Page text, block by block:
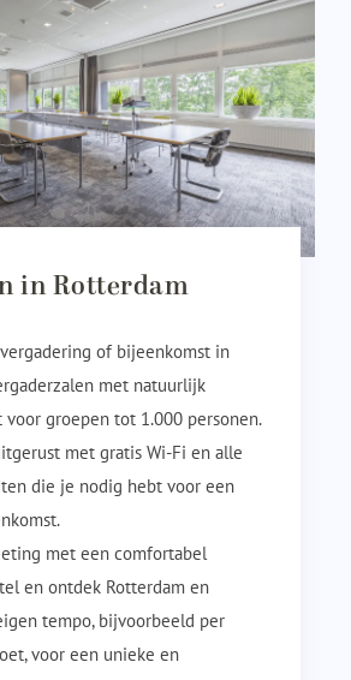
in Rotterdam
of bijeenkomst in
met natuurlijk
groepen tot 1.000 personen.
met gratis Wi-Fi en alle
die je nodig hebt voor een
met een comfortabel
en ontdek Rotterdam en
tempo, bijvoorbeeld per
voor een unieke en